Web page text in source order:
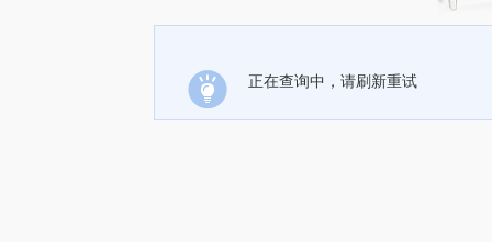
正在查询中，请刷新重试